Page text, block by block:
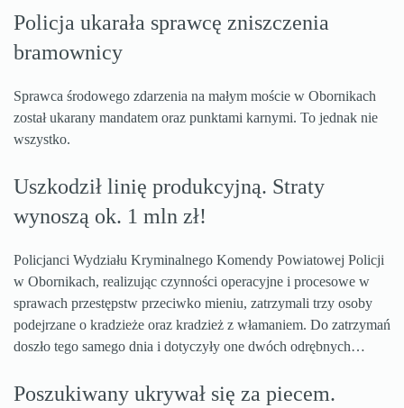
Policja ukarała sprawcę zniszczenia
bramownicy
Sprawca środowego zdarzenia na małym moście w Obornikach
został ukarany mandatem oraz punktami karnymi. To jednak nie
wszystko.
Uszkodził linię produkcyjną. Straty
wynoszą ok. 1 mln zł!
Policjanci Wydziału Kryminalnego Komendy Powiatowej Policji
w Obornikach, realizując czynności operacyjne i procesowe w
sprawach przestępstw przeciwko mieniu, zatrzymali trzy osoby
podejrzane o kradzieże oraz kradzież z włamaniem. Do zatrzymań
doszło tego samego dnia i dotyczyły one dwóch odrębnych…
Poszukiwany ukrywał się za piecem.